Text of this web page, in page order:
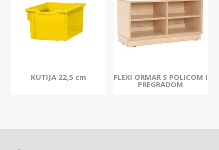
KUTIJA 22,5 cm FLEXI ORMAR S POLICOM I
PREGRADOM